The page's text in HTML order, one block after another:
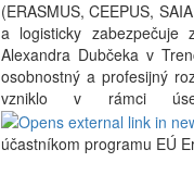
(ERASMUS, CEEPUS,
a logisticky zabezpečuje
Alexandra Dubčeka v
osobnostný a profesijný
vzniklo v rámci
účastníkom programu EÚ